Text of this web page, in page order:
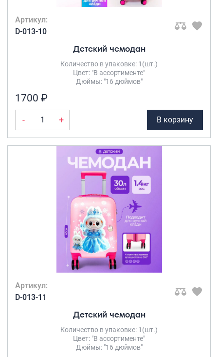
Артикул:
D-013-10
Детский чемодан
Количество в упаковке: 1(шт.)
Цвет: "В ассортименте"
Дюймы: "16 дюймов"
1700 ₽
- + В корзину
Артикул:
D-013-11
Детский чемодан
Количество в упаковке: 1(шт.)
Цвет: "В ассортименте"
Дюймы: "16 дюймов"